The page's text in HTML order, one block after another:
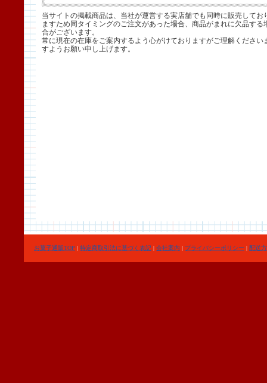
当サイトの掲載商品は、当社が運営する実店舗でも同時に販売してお
ますため同タイミングのご注文があった場合、商品がまれに欠品する
合がございます。
常に現在の在庫をご案内するよう心がけておりますがご理解ください
すようお願い申し上げます。
お菓子通販TOP | 特定商取引法に基づく表記 | 会社案内 | プライバシーポリシー | 配送